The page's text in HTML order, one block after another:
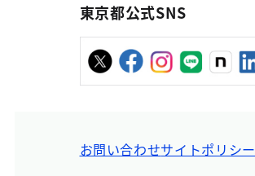
東京都公式SNS
お問い合わせサイトポリシー